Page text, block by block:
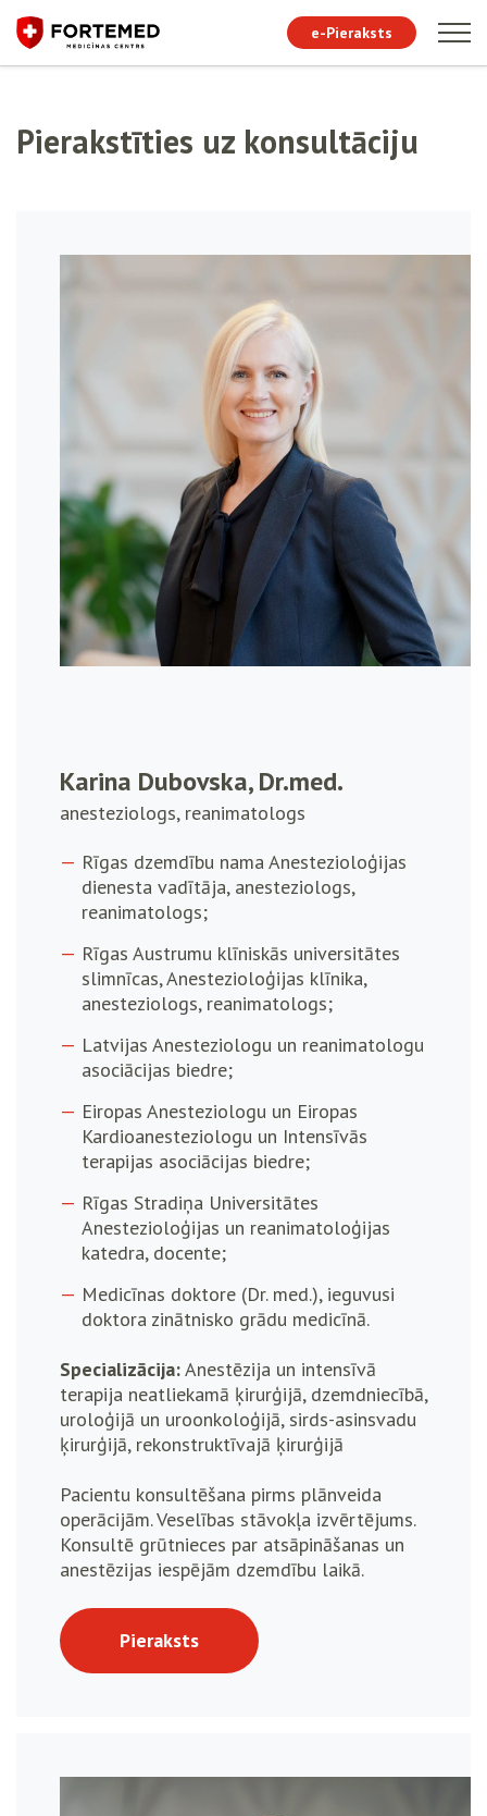
e-Pieraksts
Pierakstīties uz konsultāciju
Karina Dubovska, Dr.med.
anesteziologs, reanimatologs
Rīgas dzemdību nama Anestezioloģijas
dienesta vadītāja, anesteziologs,
reanimatologs;
Rīgas Austrumu klīniskās universitātes
slimnīcas, Anestezioloģijas klīnika,
anesteziologs, reanimatologs;
Latvijas Anesteziologu un reanimatologu
asociācijas biedre;
Eiropas Anesteziologu un Eiropas
Kardioanesteziologu un Intensīvās
terapijas asociācijas biedre;
Rīgas Stradiņa Universitātes
Anestezioloģijas un reanimatoloģijas
katedra, docente;
Medicīnas doktore (Dr. med.), ieguvusi
doktora zinātnisko grādu medicīnā.
Specializācija:Anestēzija un intensīvā
terapija neatliekamā ķirurģijā, dzemdniecībā,
uroloģijā un uroonkoloģijā, sirds-asinsvadu
ķirurģijā, rekonstruktīvajā ķirurģijā
Pacientu konsultēšana pirms plānveida
operācijām. Veselības stāvokļa izvērtējums.
Konsultē grūtnieces par atsāpināšanas un
anestēzijas iespējām dzemdību laikā.
Pieraksts